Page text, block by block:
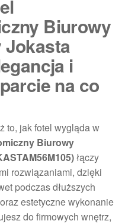
Biurowy
Jokasta
i
na co
to, jak fotel wygląda w
Biurowy
łączy
rozwiązaniami, dzięki
podczas dłuższych
estetyczne wykonanie
do firmowych wnętrz,